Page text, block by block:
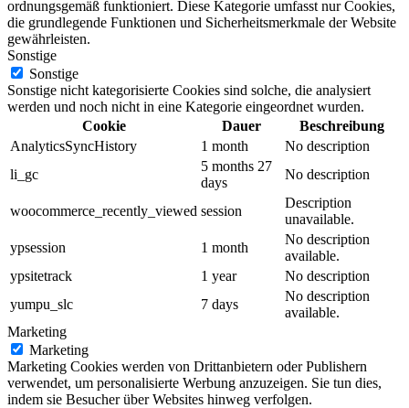
ordnungsgemäß funktioniert. Diese Kategorie umfasst nur Cookies,
die grundlegende Funktionen und Sicherheitsmerkmale der Website
gewährleisten.
Sonstige
Sonstige
Sonstige nicht kategorisierte Cookies sind solche, die analysiert
werden und noch nicht in eine Kategorie eingeordnet wurden.
Cookie
Dauer
Beschreibung
AnalyticsSyncHistory
1 month
No description
li_gc
5 months 27
days
No description
woocommerce_recently_viewed session
Description
unavailable.
ypsession
1 month
No description
available.
ypsitetrack
1 year
No description
yumpu_slc
7 days
No description
available.
Marketing
Marketing
Marketing Cookies werden von Drittanbietern oder Publishern
verwendet, um personalisierte Werbung anzuzeigen. Sie tun dies,
indem sie Besucher über Websites hinweg verfolgen.